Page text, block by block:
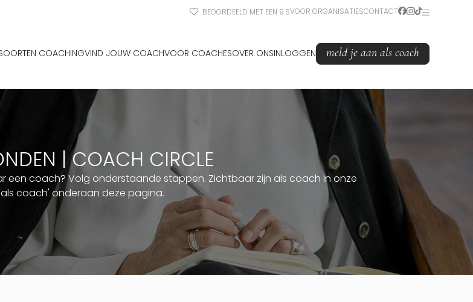
BEOORDEELD MET EEN 9.5VOOR ORGANISATIESCONTACT
COACHINGVIND JOUW COACHVOOR COACHESOVER ONSINLOGGEN meld je aan als coach
| COACH CIRCLE
een coach? Volg onderstaande stappen. Zichtbaar zijn als coach in onze
coach' onderaan deze pagina.